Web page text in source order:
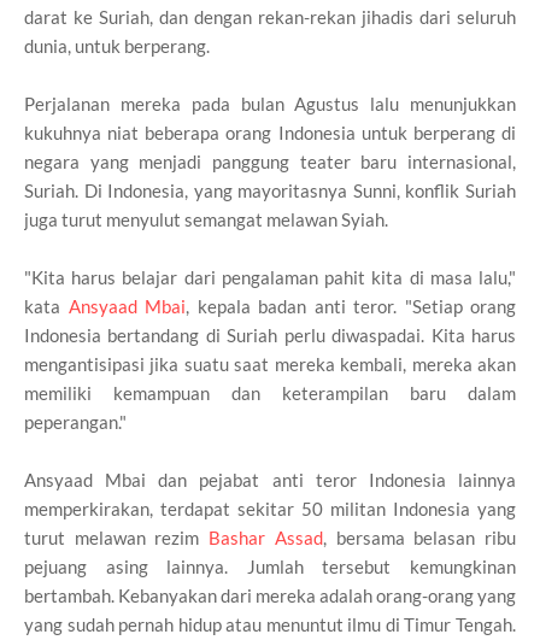
darat ke Suriah, dan dengan rekan-rekan jihadis dari seluruh
dunia, untuk berperang.
Perjalanan mereka pada bulan Agustus lalu menunjukkan
kukuhnya niat beberapa orang Indonesia untuk berperang di
negara yang menjadi panggung teater baru internasional,
Suriah. Di Indonesia, yang mayoritasnya Sunni, konflik Suriah
juga turut menyulut semangat melawan Syiah.
"Kita harus belajar dari pengalaman pahit kita di masa lalu,"
kata Ansyaad Mbai, kepala badan anti teror. "Setiap orang
Indonesia bertandang di Suriah perlu diwaspadai. Kita harus
mengantisipasi jika suatu saat mereka kembali, mereka akan
memiliki kemampuan dan keterampilan baru dalam
peperangan."
Ansyaad Mbai dan pejabat anti teror Indonesia lainnya
memperkirakan, terdapat sekitar 50 militan Indonesia yang
turut melawan rezim Bashar Assad, bersama belasan ribu
pejuang asing lainnya. Jumlah tersebut kemungkinan
bertambah. Kebanyakan dari mereka adalah orang-orang yang
yang sudah pernah hidup atau menuntut ilmu di Timur Tengah.